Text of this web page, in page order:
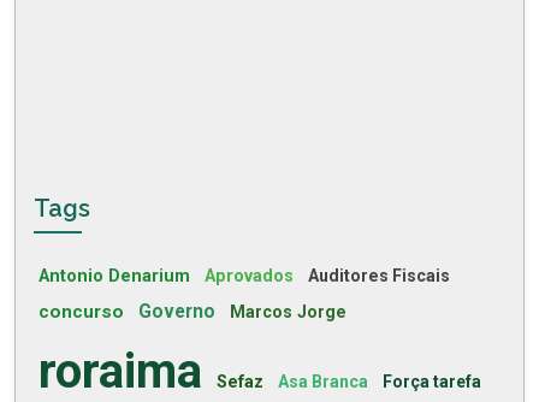
Tags
Antonio Denarium Aprovados Auditores Fiscais
concurso Governo Marcos Jorge
roraima Sefaz Asa Branca Força tarefa